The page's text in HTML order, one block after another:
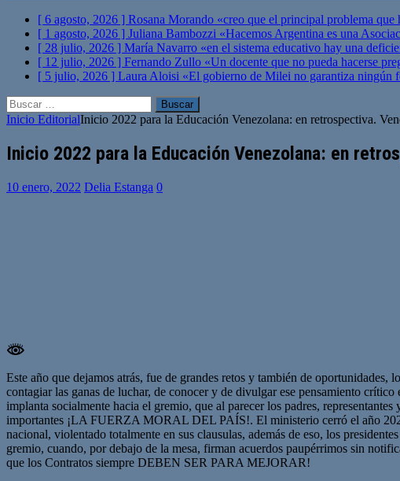
[ 6 agosto, 2026 ] Rosana Morando «creo que el principal problema
[ 1 agosto, 2026 ] Juliana Bambozzi «Hacemos Argentina es una
[ 28 julio, 2026 ] María Navarro «en el sistema educativo hay una
[ 12 julio, 2026 ] Fernando Zullo «Un docente que no pueda hacerse
[ 5 julio, 2026 ] Laura Aloisi «El gobierno de Milei no garantiza ningún
Buscar:
Inicio EditorialInicio 2022 para la Educación Venezolana: en retrospectiva.
Inicio 2022 para la Educación Venezolana: en
10 enero, 2022 Delia Estanga 0
Este año que dejamos atrás, fue de grandes retos y también de
contagiar las ganas de luchar, de conocer y de divulgar ese pensamiento
implanta socialmente hacia el gremio, que al parecer los padres,
importantes ¡LA FUERZA MORAL DEL PAÍS!. El ministerio cerró el año
nacional, violentado totalmente en sus clausulas, además de eso, los
gremio, cuando, por debajo de la mesa, firman acuerdos paupérrimos sin
que los Contratos siempre DEBEN SER PARA MEJORAR!